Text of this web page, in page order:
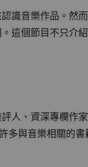
識音樂作品。然
這個節目不只介
人、資深專欄作
多與音樂相關的